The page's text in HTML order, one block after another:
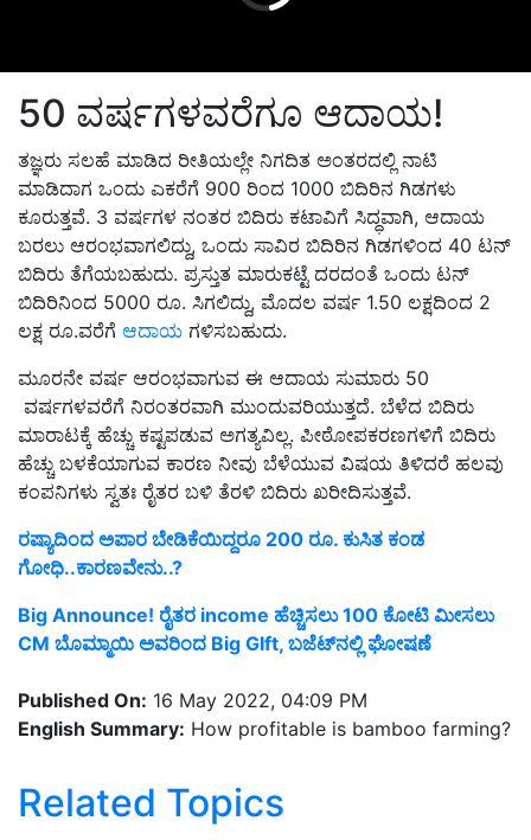
50 ವರ್ಷಗಳವರೆಗೂ ಆದಾಯ!
ತಜ್ಞರು ಸಲಹೆ ಮಾಡಿದ ರೀತಿಯಲ್ಲೇ ನಿಗದಿತ ಅಂತರದಲ್ಲಿ ನಾಟಿ
ಮಾಡಿದಾಗ ಒಂದು ಎಕರೆಗೆ 900 ರಿಂದ 1000 ಬಿದಿರಿನ ಗಿಡಗಳು
ಕೂರುತ್ತವೆ. 3 ವರ್ಷಗಳ ನಂತರ ಬಿದಿರು ಕಟಾವಿಗೆ ಸಿದ್ಧವಾಗಿ, ಆದಾಯ
ಬರಲು ಆರಂಭವಾಗಲಿದ್ದು, ಒಂದು ಸಾವಿರ ಬಿದಿರಿನ ಗಿಡಗಳಿಂದ 40 ಟನ್
ಬಿದಿರು ತೆಗೆಯಬಹುದು. ಪ್ರಸ್ತುತ ಮಾರುಕಟ್ಟೆ ದರದಂತೆ ಒಂದು ಟನ್
ಬಿದಿರಿನಿಂದ 5000 ರೂ. ಸಿಗಲಿದ್ದು, ಮೊದಲ ವರ್ಷ 1.50 ಲಕ್ಷದಿಂದ 2
ಲಕ್ಷ ರೂ.ವರೆಗೆ ಆದಾಯ ಗಳಿಸಬಹುದು.
ಮೂರನೇ ವರ್ಷ ಆರಂಭವಾಗುವ ಈ ಆದಾಯ ಸುಮಾರು 50
ವರ್ಷಗಳವರೆಗೆ ನಿರಂತರವಾಗಿ ಮುಂದುವರಿಯುತ್ತದೆ. ಬೆಳೆದ ಬಿದಿರು
ಮಾರಾಟಕ್ಕೆ ಹೆಚ್ಚು ಕಷ್ಟಪಡುವ ಅಗತ್ಯವಿಲ್ಲ. ಪೀಠೋಪಕರಣಗಳಿಗೆ ಬಿದಿರು
ಹೆಚ್ಚು ಬಳಕೆಯಾಗುವ ಕಾರಣ ನೀವು ಬೆಳೆಯುವ ವಿಷಯ ತಿಳಿದರೆ ಹಲವು
ಕಂಪನಿಗಳು ಸ್ವತಃ ರೈತರ ಬಳಿ ತೆರಳಿ ಬಿದಿರು ಖರೀದಿಸುತ್ತವೆ.
ರಷ್ಯಾದಿಂದ ಅಪಾರ ಬೇಡಿಕೆಯಿದ್ದರೂ 200 ರೂ. ಕುಸಿತ ಕಂಡ
ಗೋಧಿ..ಕಾರಣವೇನು..?
Big Announce! ರೈತರ income ಹೆಚ್ಚಿಸಲು 100 ಕೋಟಿ ಮೀಸಲು
CM ಬೊಮ್ಮಾಯಿ ಅವರಿಂದ Big GIft, ಬಜೆಟ್‌ನಲ್ಲಿ ಘೋಷಣೆ
Published On: 16 May 2022, 04:09 PM
English Summary: How profitable is bamboo farming?
Related Topics